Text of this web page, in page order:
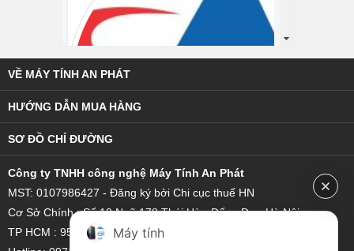
VỀ MÁY TÍNH AN PHÁT
HƯỚNG DẪN MUA HÀNG
SƠ ĐỒ CHỈ ĐƯỜNG
Công ty TNHH công nghệ Máy Tính An Phát
MST: 0107986427 - Đăng ký bởi Chi cục thuế HN
Cơ Sở Chính : Số 19 Ngõ 178 Thái Hà - Đống Đa - Hà Nội
TP HCM : 95/18 Hoàng Bật Đạt, Phường 15, Quận Tân Bình
Máy tính